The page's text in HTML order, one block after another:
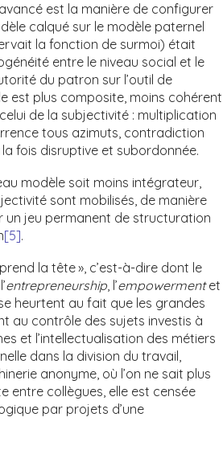
est la manière de configurer
calqué sur le modèle paternel
la fonction de surmoi) était
entre le niveau social et le
du patron sur l’outil de
est plus composite, moins cohérent
de la subjectivité : multiplication
tous azimuts, contradiction
fois disruptive et subordonnée.
modèle soit moins intégrateur,
sont mobilisés, de manière
un jeu permanent de structuration
[5].
la tête », c’est-à-dire dont le
entrepreneurship, l’empowermentet
heurtent au fait que les grandes
au contrôle des sujets investis à
et l’intellectualisation des métiers
dans la division du travail,
anonyme, où l’on ne sait plus
entre collègues, elle est censée
par projets d’une